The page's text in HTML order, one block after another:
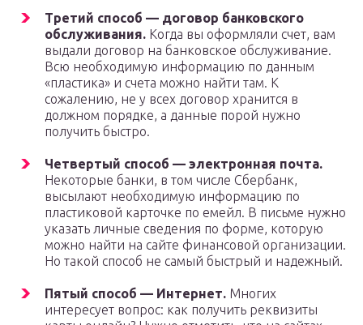
Третий способ — договор банковского
обслуживания. Когда вы оформляли счет, вам
выдали договор на банковское обслуживание.
Всю необходимую информацию по данным
«пластика» и счета можно найти там. К
сожалению, не у всех договор хранится в
должном порядке, а данные порой нужно
получить быстро.
Четвертый способ — электронная почта.
Некоторые банки, в том числе Сбербанк,
высылают необходимую информацию по
пластиковой карточке по емейл. В письме нужно
указать личные сведения по форме, которую
можно найти на сайте финансовой организации.
Но такой способ не самый быстрый и надежный.
Пятый способ — Интернет. Многих
интересует вопрос: как получить реквизиты